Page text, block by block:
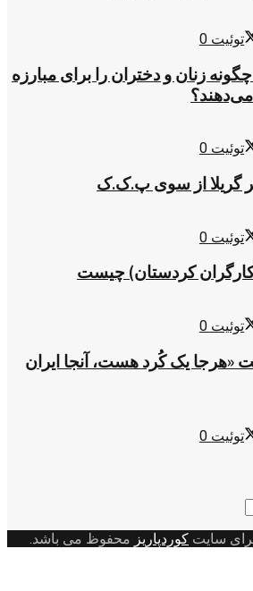
توئیت 0
زنان و دختران را برای مبارزه
توئیت 0
گریلا از سوی پ.ک.ک
توئیت 0
کردستان) چیست
توئیت 0
یک کُرد هست، آنجا ایران
توئیت 0
سایت کوردپاریز محفوظ می باشد.